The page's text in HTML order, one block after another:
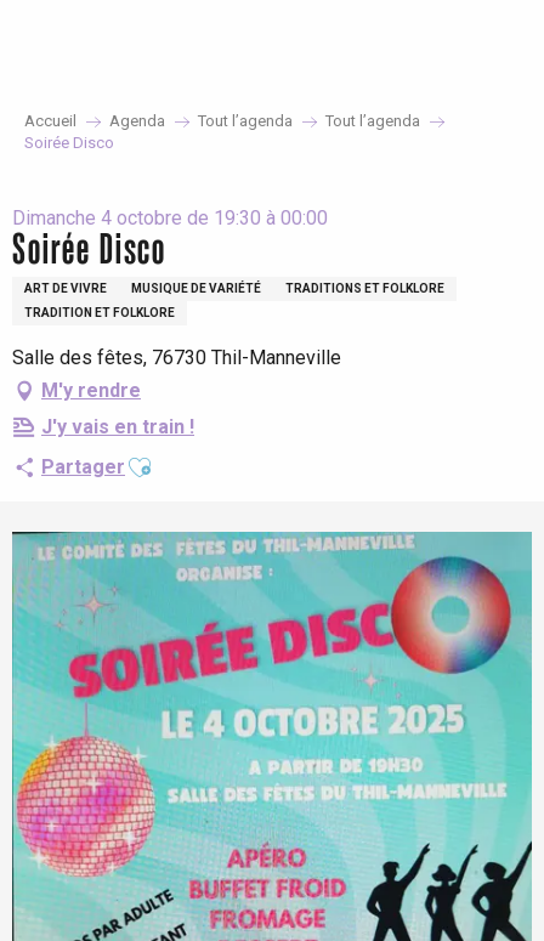
Accueil Agenda Tout l’agenda
Tout l’agenda
Soirée Disco
Dimanche 4 octobre de 19:30 à 00:00
Soirée Disco
ART DE VIVRE MUSIQUE DE VARIÉTÉ
TRADITIONS ET FOLKLORE
TRADITION ET FOLKLORE
Salle des fêtes, 76730 Thil-Manneville
M'y rendre
J'y vais en train !
Partager Ajouter aux favoris